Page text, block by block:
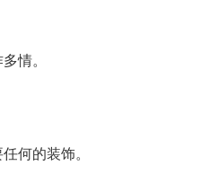
情。
何的装饰。